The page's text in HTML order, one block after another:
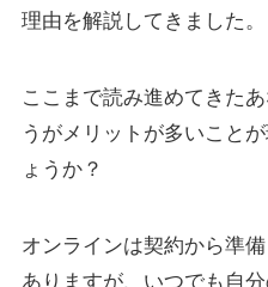
理由を解説してきました。
ここまで読み進めてきた
うがメリットが多いこと
ょうか？
オンラインは契約から準
ありますが、いつでも自